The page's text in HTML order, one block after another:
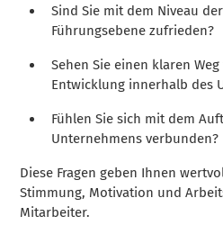
Sind Sie mit dem Niveau
Führungsebene zufrieden?
Sehen Sie einen klaren
Entwicklung innerhalb des
Fühlen Sie sich mit dem
Unternehmens verbunden?
Diese Fragen geben Ihnen
Stimmung, Motivation und
Mitarbeiter.